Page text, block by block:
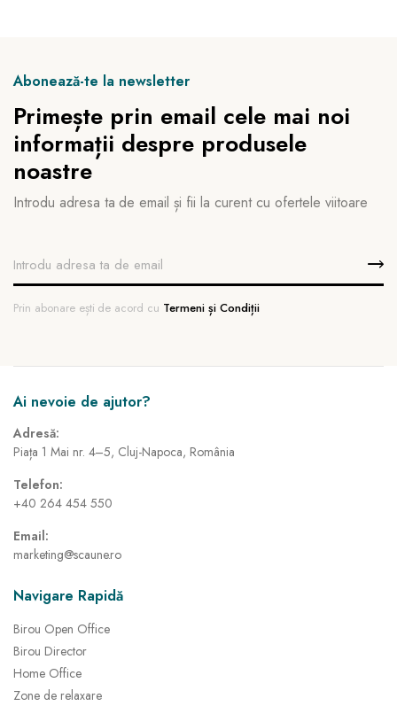
Abonează-te la newsletter
Primește prin email cele mai noi
informații despre produsele
noastre
Introdu adresa ta de email și fii la curent cu ofertele viitoare
Prin abonare ești de acord cu Termeni și Condiții
Ai nevoie de ajutor?
Adresă:
Piața 1 Mai nr. 4–5, Cluj-Napoca, România
Telefon:
+40 264 454 550
Email:
marketing@scaune.ro
Navigare Rapidă
Birou Open Office
Birou Director
Home Office
Zone de relaxare